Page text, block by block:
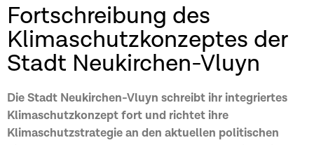
Fortschreibung des
Klimaschutzkonzeptes der
Stadt Neukirchen-Vluyn
Die Stadt Neukirchen-Vluyn schreibt ihr integriertes
Klimaschutzkonzept fort und richtet ihre
Klimaschutzstrategie an den aktuellen politischen